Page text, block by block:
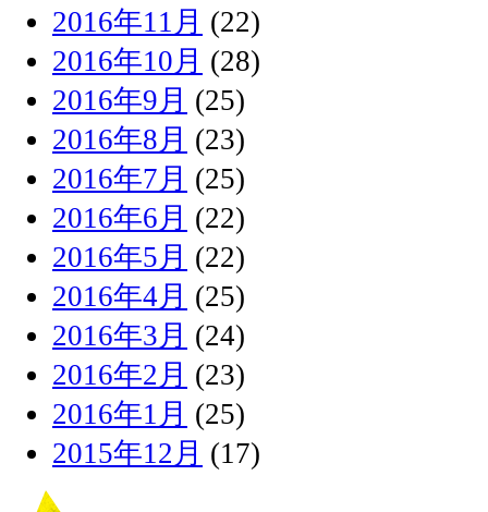
2016年11月 (22)
2016年10月 (28)
2016年9月 (25)
2016年8月 (23)
2016年7月 (25)
2016年6月 (22)
2016年5月 (22)
2016年4月 (25)
2016年3月 (24)
2016年2月 (23)
2016年1月 (25)
2015年12月 (17)